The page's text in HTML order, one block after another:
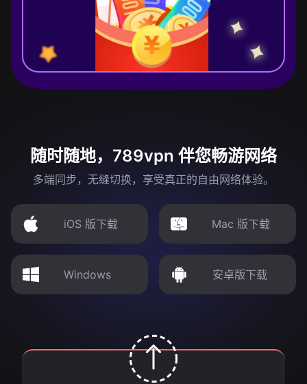
随时随地，789vpn 伴您畅游网络
多端同步，无缝切换，享受真正的自由网络体验。
iOS 版下载 Mac 版下载
Windows 安卓版下载